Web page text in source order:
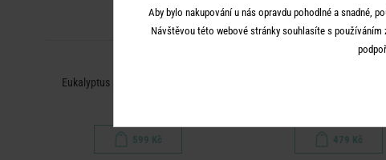
Eukalyptus převislý malý list 65 cm
599 Kč 479 Kč
Aby bylo nakupování u nás opravdu pohodlné a snadné,
Návštěvou této webové stránky souhlasíte s